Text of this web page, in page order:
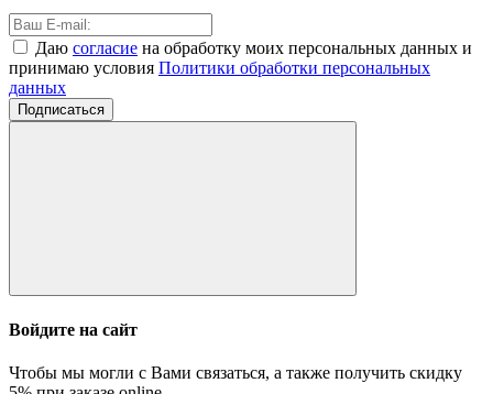
Даю согласие на обработку моих персональных данных и
принимаю условия Политики обработки персональных
данных
Подписаться
Войдите на сайт
Чтобы мы могли с Вами связаться, а также получить скидку